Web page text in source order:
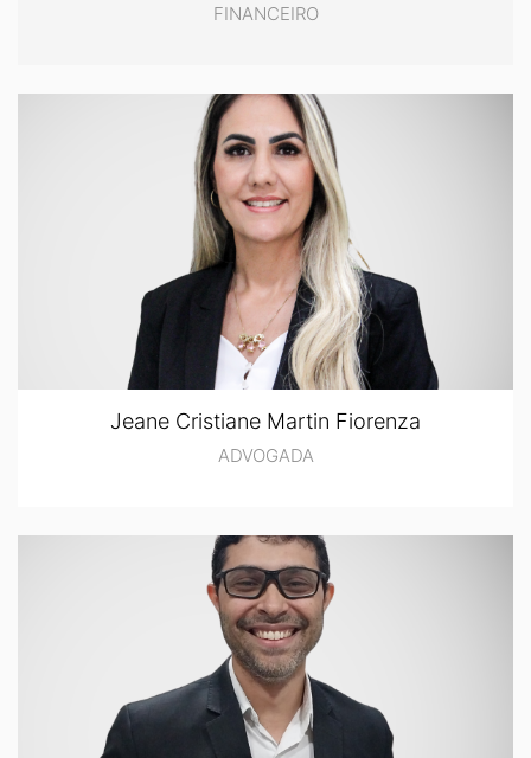
FINANCEIRO
Jeane Cristiane Martin Fiorenza
ADVOGADA